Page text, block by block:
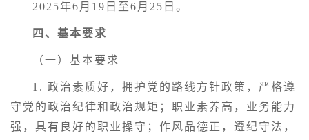
2025年6月19日至6月25日。
四、基本要求
（一）基本要求
1. 政治素质好，拥护党的路线方针政策，严格遵
守党的政治纪律和政治规矩；职业素养高，业务能力
强，具有良好的职业操守；作风品德正，遵纪守法，